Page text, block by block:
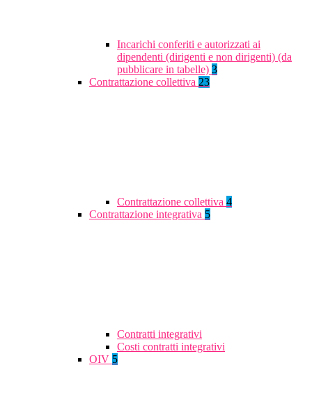
Incarichi conferiti e autorizzati ai
dipendenti (dirigenti e non dirigenti) (da
pubblicare in tabelle) 3
Contrattazione collettiva 23
Contrattazione collettiva 4
Contrattazione integrativa 5
Contratti integrativi
Costi contratti integrativi
OIV 5